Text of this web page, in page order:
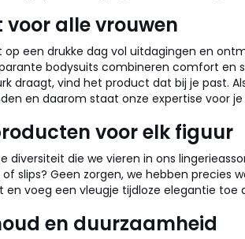
alle vrouwen
een drukke dag vol uitdagingen en
bodysuits combineren comfort en
draagt, vind het product dat bij je past.
en daarom staat onze expertise voor
voor elk figuur
diversiteit die we vieren in ons
slips? Geen zorgen, we hebben
en voeg een vleugje tijdloze elegantie
en duurzaamheid